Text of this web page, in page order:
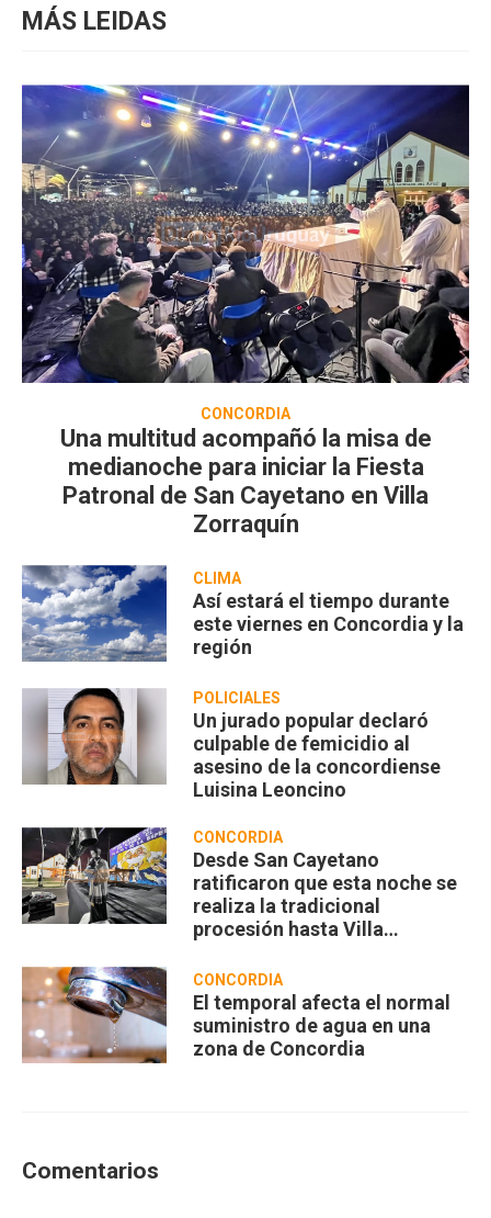
MÁS LEIDAS
CONCORDIA
Una multitud acompañó la misa de
medianoche para iniciar la Fiesta
Patronal de San Cayetano en Villa
Zorraquín
CLIMA
Así estará el tiempo durante
este viernes en Concordia y la
región
POLICIALES
Un jurado popular declaró
culpable de femicidio al
asesino de la concordiense
Luisina Leoncino
CONCORDIA
Desde San Cayetano
ratificaron que esta noche se
realiza la tradicional
procesión hasta Villa
CONCORDIA
El temporal afecta el normal
suministro de agua en una
zona de Concordia
Comentarios